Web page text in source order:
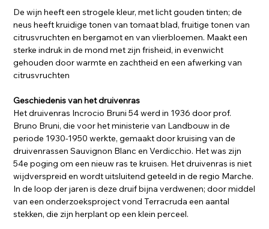
De wijn heeft een strogele kleur, met licht gouden tinten; de
neus heeft kruidige tonen van tomaat blad, fruitige tonen van
citrusvruchten en bergamot en van vlierbloemen. Maakt een
sterke indruk in de mond met zijn frisheid, in evenwicht
gehouden door warmte en zachtheid en een afwerking van
citrusvruchten
Geschiedenis van het druivenras
Het druivenras Incrocio Bruni 54 werd in 1936 door prof.
Bruno Bruni, die voor het ministerie van Landbouw in de
periode 1930-1950 werkte, gemaakt door kruising van de
druivenrassen Sauvignon Blanc en Verdicchio. Het was zijn
54e poging om een nieuw ras te kruisen. Het druivenras is niet
wijdverspreid en wordt uitsluitend geteeld in de regio Marche.
In de loop der jaren is deze druif bijna verdwenen; door middel
van een onderzoeksproject vond Terracruda een aantal
stekken, die zijn herplant op een klein perceel.